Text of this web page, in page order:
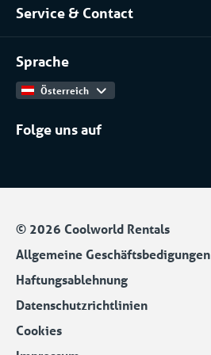
Chemische industrie
Installateure
Unser Team
Arbeiten bei
Produktkatalog
Service & Contact
Kontakt
Sprache
Österreich
Folge uns auf
© 2026 Coolworld Rentals
Allgemeine Geschäftsbedigungen
Haftungsablehnung
Datenschutzrichtlinien
Cookies